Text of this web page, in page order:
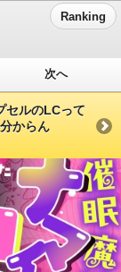
Ranking
次へ
セルのLCって
からん